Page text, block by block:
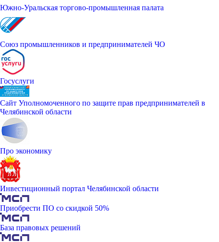
Южно-Уральская торгово-промышленная палата
Союз промышленников и предпринимателей ЧО
Госуслуги
Сайт Уполномоченного по защите прав предпринимателей в
Челябинской области
Про экономику
Инвестиционный портал Челябинской области
Приобрести ПО со скидкой 50%
База правовых решений